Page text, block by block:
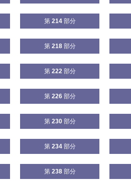
第 214部分
第 218部分
第 222部分
第 226部分
第 230部分
第 234部分
第 238部分